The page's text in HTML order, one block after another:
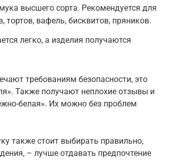
высшего сорта. Рекомендуется для
вафель, бисквитов, пряников.
легко, а изделия получаются
требованиям безопасности, это
Также получают неплохие отзывы и
белая». Их можно без проблем
также стоит выбирать правильно,
– лучше отдавать предпочтение